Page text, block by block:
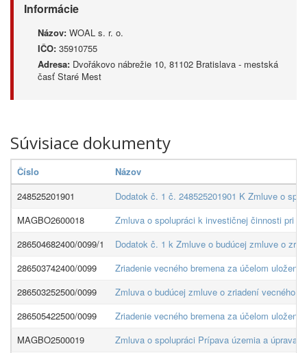
Informácie
Názov: WOAL s. r. o.
IČO: 35910755
Adresa: Dvořákovo nábrežie 10, 81102 Bratislava - mestská
časť Staré Mest
Súvisiace dokumenty
Číslo
Názov
248525201901
Dodatok č. 1 č. 248525201901 K Zmluve o
MAGBO2600018
Zmluva o spolupráci k investičnej činnosti pri
286504682400/0099/1
Dodatok č. 1 k Zmluve o budúcej zmluve o
286503742400/0099
Zriadenie vecného bremena za účelom
286503252500/0099
Zmluva o budúcej zmluve o zriadení vecného
286505422500/0099
Zriadenie vecného bremena za účelom
MAGBO2500019
Zmluva o spolupráci Prípava územia a úprava